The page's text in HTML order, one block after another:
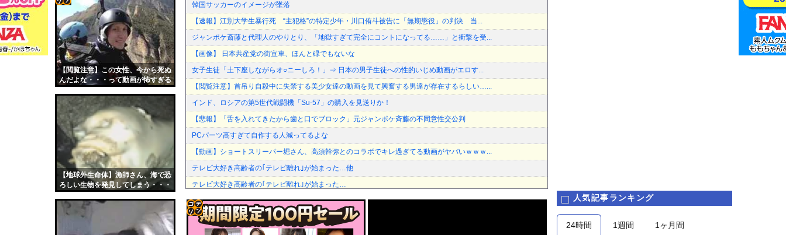
【閲覧注意】この女性、今から死ぬ
んだよな・・・って動画が怖すぎる
【地球外生命体】漁師さん、海で恐
ろしい生物を発見してしまう・・・
リン
- 固
定リ
ンク
自動
更新
ツー
韓国サッカーのイメージが墜落
【速報】江別大学生暴行死 “主犯格”の特定少年・川口侑斗被告に「無期懲役」の判決 当...
ジャンポケ斎藤と代理人のやりとり、「地獄すぎて完全にコントになってる……」と衝撃を受...
【画像】 日本共産党の街宣車、ほんと碌でもないな
女子生徒「土下座しながらオ○ニーしろ！」⇒ 日本の男子生徒への性的いじめ動画がエロす...
【閲覧注意】首吊り自殺中に失禁する美少女達の動画を見て興奮する男達が存在するらしい…...
インド、ロシアの第5世代戦闘機「Su-57」の購入を見送りか！
【悲報】「舌を入れてきたから歯と口でブロック」元ジャンポケ斉藤の不同意性交公判
PCパーツ高すぎて自作する人減ってるよな
【動画】ショートスリーパー堀さん、高須幹弥とのコラボでキレ過ぎてる動画がヤバいｗｗｗ...
テレビ大好き高齢者の｢テレビ離れ｣が始まった…他
テレビ大好き高齢者の｢テレビ離れ｣が始まった…
【速報】佐藤二朗さん、突然ツイートｗｗｗｗｗｗｗ
「さりげなく凄いこと言ってない？」と財務官僚の増上慢っぷりに衝撃を受ける人が続出、な...
【速報】江別大学生暴行死 “主犯格”の特定少年・川口侑斗被告に「無期懲役」の判決 当...
コテ
人気記事ランキング
24時間 1週間 1ヶ月間